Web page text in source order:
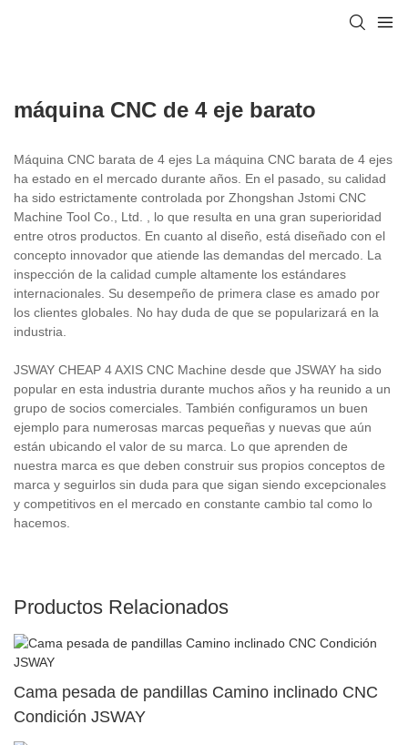
máquina CNC de 4 eje barato
Máquina CNC barata de 4 ejes La máquina CNC barata de 4 ejes
ha estado en el mercado durante años. En el pasado, su calidad
ha sido estrictamente controlada por Zhongshan Jstomi CNC
Machine Tool Co., Ltd. , lo que resulta en una gran superioridad
entre otros productos. En cuanto al diseño, está diseñado con el
concepto innovador que atiende las demandas del mercado. La
inspección de la calidad cumple altamente los estándares
internacionales. Su desempeño de primera clase es amado por
los clientes globales. No hay duda de que se popularizará en la
industria.
JSWAY CHEAP 4 AXIS CNC Machine desde que JSWAY ha sido
popular en esta industria durante muchos años y ha reunido a un
grupo de socios comerciales. También configuramos un buen
ejemplo para numerosas marcas pequeñas y nuevas que aún
están ubicando el valor de su marca. Lo que aprenden de
nuestra marca es que deben construir sus propios conceptos de
marca y seguirlos sin duda para que sigan siendo excepcionales
y competitivos en el mercado en constante cambio tal como lo
hacemos.
Productos Relacionados
Cama pesada de pandillas Camino inclinado CNC
Condición JSWAY